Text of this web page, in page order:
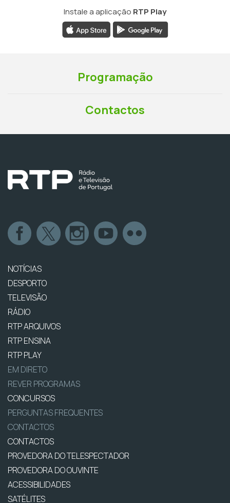
Instale a aplicação RTP Play
Programação
Contactos
NOTÍCIAS
DESPORTO
TELEVISÃO
RÁDIO
RTP ARQUIVOS
RTP ENSINA
RTP PLAY
EM DIRETO
REVER PROGRAMAS
CONCURSOS
PERGUNTAS FREQUENTES
CONTACTOS
CONTACTOS
PROVEDORA DO TELESPECTADOR
PROVEDORA DO OUVINTE
ACESSIBILIDADES
SATÉLITES